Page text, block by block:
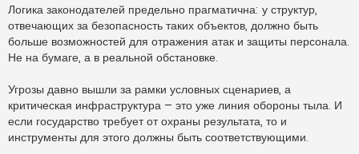
Логика законодателей предельно прагматична: у структур,
отвечающих за безопасность таких объектов, должно быть
больше возможностей для отражения атак и защиты персонала.
Не на бумаге, а в реальной обстановке.
Угрозы давно вышли за рамки условных сценариев, а
критическая инфраструктура – это уже линия обороны тыла. И
если государство требует от охраны результата, то и
инструменты для этого должны быть соответствующими.